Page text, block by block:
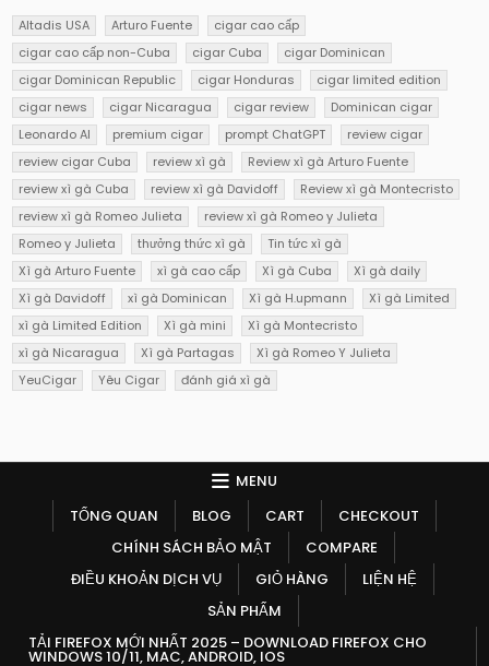
Altadis USA Arturo Fuente
cigar cao cấp
cigar cao cấp non-Cuba
cigar Cuba
cigar Dominican
cigar Dominican Republic
cigar Honduras
cigar limited edition
cigar news
cigar Nicaragua cigar review
Dominican cigar
Leonardo AI
premium cigar prompt ChatGPT
review cigar
review cigar Cuba
review xì gà
Review xì gà Arturo Fuente
review xì gà Cuba
review xì gà Davidoff
Review xì gà Montecristo
review xì gà Romeo Julieta
review xì gà Romeo y Julieta
Romeo y Julieta
thưởng thức xì gà
Tin tức xì gà
Xì gà Arturo Fuente
xì gà cao cấp Xì gà Cuba
Xì gà daily
Xì gà Davidoff
xì gà Dominican Xì gà H.upmann
Xì gà Limited
xì gà Limited Edition
Xì gà mini
Xì gà Montecristo
xì gà Nicaragua
Xì gà Partagas
Xì gà Romeo Y Julieta
YeuCigar
Yêu Cigar đánh giá xì gà
MENU
TỔNG QUAN
BLOG CART
CHECKOUT
CHÍNH SÁCH BẢO MẬT
COMPARE
ĐIỀU KHOẢN DỊCH VỤ
GIỎ HÀNG
LIỆN HỆ
SẢN PHẨM
TẢI FIREFOX MỚI NHẤT 2025 – DOWNLOAD FIREFOX CHO
WINDOWS 10/11, MAC, ANDROID, IOS